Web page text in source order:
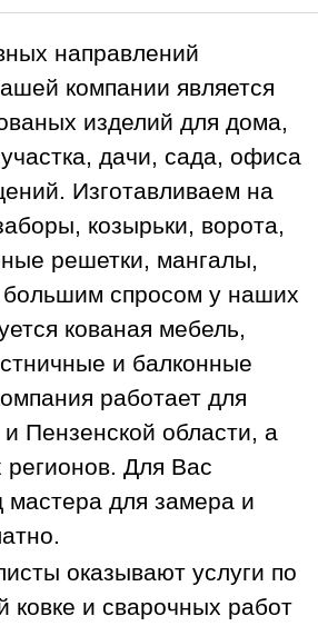
направлений
компании является
изделий для дома,
дачи, сада, офиса
Изготавливаем на
козырьки, ворота,
решетки, мангалы,
большим спросом у наших
кованая мебель,
и балконные
работает для
Пензенской области, а
регионов. Для Вас
мастера для замера и
оказывают услуги по
ковке и сварочных работ